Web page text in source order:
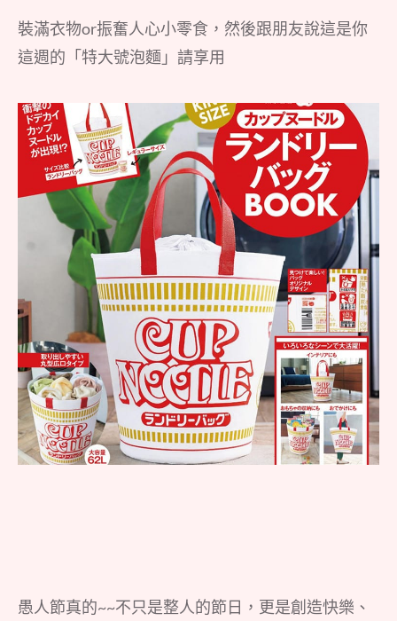
裝滿衣物or振奮人心小零食，然後跟朋友說這是你
這週的「特大號泡麵」請享用
愚人節真的~~不只是整人的節日，更是創造快樂、